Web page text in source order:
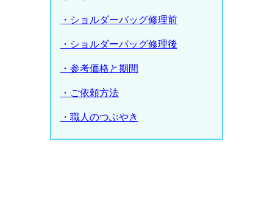
・ショルダーバッグ修理前
・ショルダーバッグ修理後
・参考価格と期間
・ご依頼方法
・職人のつぶやき